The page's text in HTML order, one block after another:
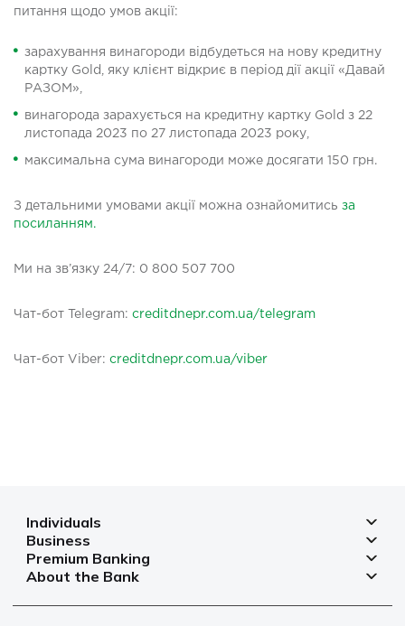
питання щодо умов акції:
зарахування винагороди відбудеться на нову кредитну
картку Gold, яку клієнт відкриє в період дії акції «Давай
РАЗОМ»,
винагорода зарахується на кредитну картку Gold з 22
листопада 2023 по 27 листопада 2023 року,
максимальна сума винагороди може досягати 150 грн.
З детальними умовами акції можна ознайомитись за
посиланням.
Ми на зв’язку 24/7: 0 800 507 700
Чат-бот Telegram: creditdnepr.com.ua/telegram
Чaт-бот Viber: creditdnepr.com.ua/viber
Individuals
Deposits
Mortgage
Business
Deposits for business
Small and micro businesses
Premium Banking
Deposits
Payment cards
About the Bank